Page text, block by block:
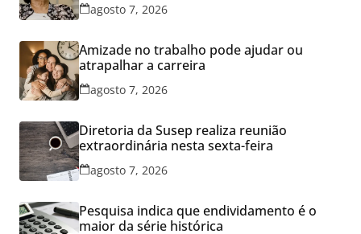
agosto 7, 2026
Amizade no trabalho pode ajudar ou
atrapalhar a carreira
agosto 7, 2026
Diretoria da Susep realiza reunião
extraordinária nesta sexta-feira
agosto 7, 2026
Pesquisa indica que endividamento é o
maior da série histórica